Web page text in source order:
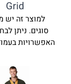
זה יש מספר
לבחור את
בעמוד המוצר